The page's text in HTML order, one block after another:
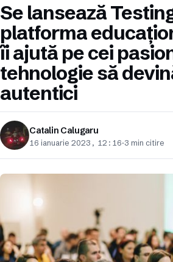
Se lansează
platforma
îi ajută pe cei
tehnologie să
autentici
Catalin Calugaru
16 ianuarie 2023, 12:16·3 min citire